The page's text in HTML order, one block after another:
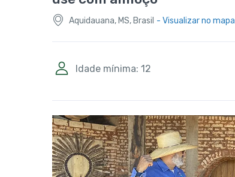
Aquidauana, MS, Brasil - Visualizar no mapa
Idade mínima: 12